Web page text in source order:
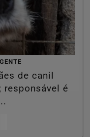
de canil
responsável é